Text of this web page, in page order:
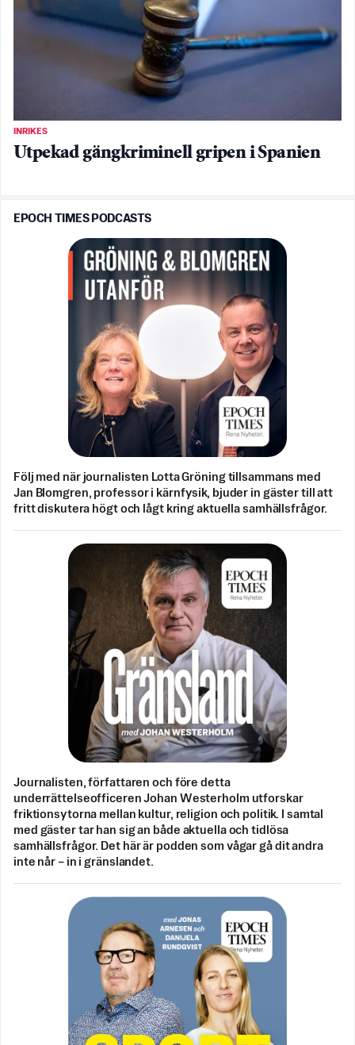
INRIKES
Utpekad gängkriminell gripen i Spanien
EPOCH TIMES PODCASTS
Följ med när journalisten Lotta Gröning tillsammans med
Jan Blomgren, professor i kärnfysik, bjuder in gäster till att
fritt diskutera högt och lågt kring aktuella samhällsfrågor.
Journalisten, författaren och före detta
underrättelseofficeren Johan Westerholm utforskar
friktionsytorna mellan kultur, religion och politik. I samtal
med gäster tar han sig an både aktuella och tidlösa
samhällsfrågor. Det här är podden som vågar gå dit andra
inte når – in i gränslandet.